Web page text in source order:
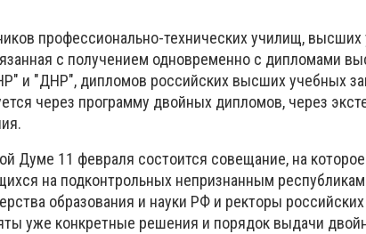
профессионально-технических училищ,
с получением одновременно с дипломами
и "ДНР", дипломов российских высших учебных
через программу двойных дипломов, через
Думе 11 февраля состоится совещание, на
на подконтрольных непризнанным
образования и науки РФ и ректоры
уже конкретные решения и порядок выдачи